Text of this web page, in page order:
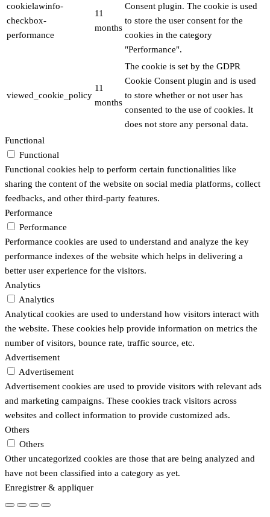
cookielawinfo-
checkbox-
performance
11
months
Consent plugin. The cookie is used
to store the user consent for the
cookies in the category
"Performance".
viewed_cookie_policy
11
months
The cookie is set by the GDPR
Cookie Consent plugin and is used
to store whether or not user has
consented to the use of cookies. It
does not store any personal data.
Functional
Functional
Functional cookies help to perform certain functionalities like
sharing the content of the website on social media platforms, collect
feedbacks, and other third-party features.
Performance
Performance
Performance cookies are used to understand and analyze the key
performance indexes of the website which helps in delivering a
better user experience for the visitors.
Analytics
Analytics
Analytical cookies are used to understand how visitors interact with
the website. These cookies help provide information on metrics the
number of visitors, bounce rate, traffic source, etc.
Advertisement
Advertisement
Advertisement cookies are used to provide visitors with relevant ads
and marketing campaigns. These cookies track visitors across
websites and collect information to provide customized ads.
Others
Others
Other uncategorized cookies are those that are being analyzed and
have not been classified into a category as yet.
Enregistrer & appliquer